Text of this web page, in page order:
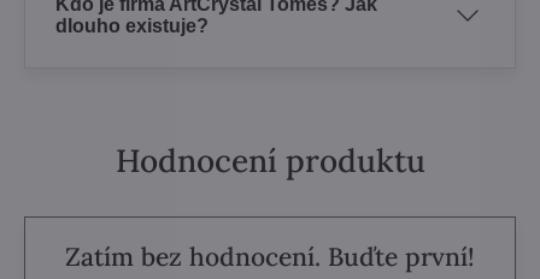
dlouho existuje?
Hodnocení produktu
Zatím bez hodnocení. Buďte první!